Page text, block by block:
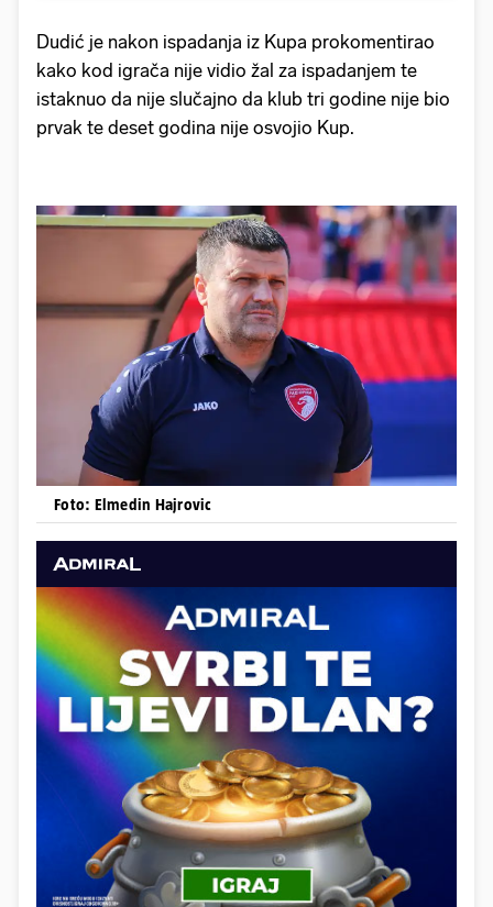
Dudić je nakon ispadanja iz Kupa prokomentirao
kako kod igrača nije vidio žal za ispadanjem te
istaknuo da nije slučajno da klub tri godine nije bio
prvak te deset godina nije osvojio Kup.
Foto: Elmedin Hajrovic